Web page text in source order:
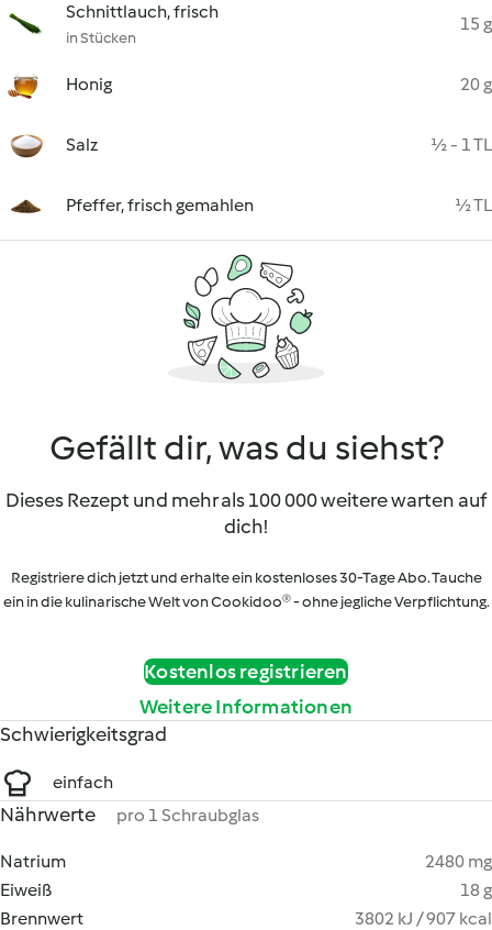
Schnittlauch, frisch
in Stücken
15 g
Honig 20 g
Salz ½ - 1 TL
Pfeffer, frisch gemahlen ½ TL
Gefällt dir, was du siehst?
Dieses Rezept und mehr als 100 000 weitere warten auf
dich!
Registriere dich jetzt und erhalte ein kostenloses 30-Tage Abo. Tauche
ein in die kulinarische Welt von Cookidoo® - ohne jegliche Verpflichtung.
Kostenlos registrieren
Weitere Informationen
Schwierigkeitsgrad
einfach
Nährwerte pro 1 Schraubglas
Natrium
2480 mg
Eiweiß
18 g
Brennwert
3802 kJ / 907 kcal